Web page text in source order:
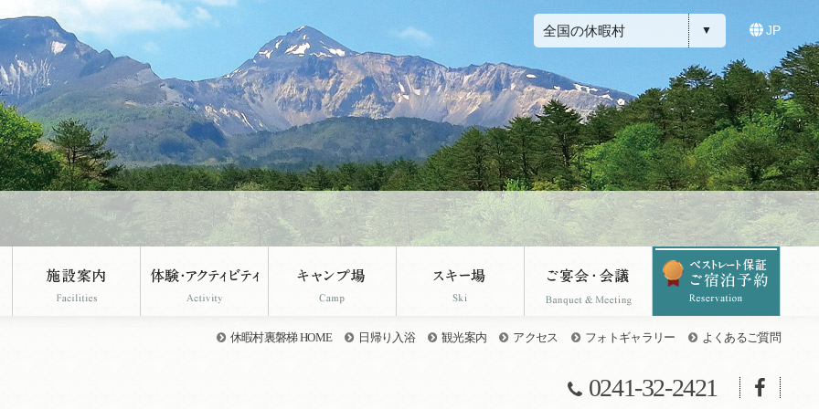
全国の休暇村 JP
休暇村裏磐梯 HOME 日帰り入浴 観光案内 アクセス フォトギャラリー よくあるご質問
0241-32-2421